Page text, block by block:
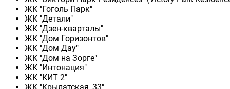
ЖК "Гоголь Парк"
ЖК "Детали"
ЖК "Дзен-кварталы"
ЖК "Дом Горизонтов"
ЖК "Дом Дау"
ЖК "Дом на Зорге"
ЖК "Интонация"
ЖК "КИТ 2"